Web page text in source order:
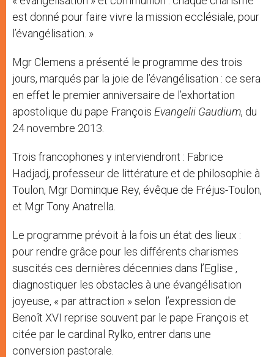
est donné pour faire vivre la mission ecclésiale, pour
l’évangélisation. »
Mgr Clemens a présenté le programme des trois
jours, marqués par la joie de l’évangélisation : ce sera
en effet le premier anniversaire de l’exhortation
apostolique du pape François Evangelii Gaudium, du
24 novembre 2013.
Trois francophones y interviendront : Fabrice
Hadjadj, professeur de littérature et de philosophie à
Toulon, Mgr Dominque Rey, évêque de Fréjus-Toulon,
et Mgr Tony Anatrella.
Le programme prévoit à la fois un état des lieux :
pour rendre grâce pour les différents charismes
suscités ces dernières décennies dans l’Eglise ,
diagnostiquer les obstacles à une évangélisation
joyeuse, « par attraction » selon l’expression de
Benoît XVI reprise souvent par le pape François et
citée par le cardinal Rylko, entrer dans une
conversion pastorale.